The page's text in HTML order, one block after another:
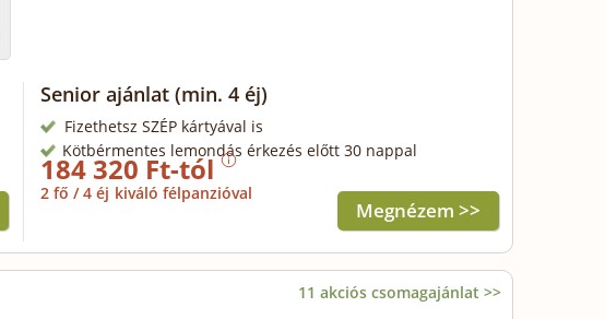
Senior ajánlat (min. 4 éj)
Fizethetsz SZÉP kártyával is
Kötbérmentes lemondás érkezés előtt 30 nappal
184 320 Ft-tól
2 fő / 4 éj kiváló félpanzióval
Megnézem >>
11 akciós csomagajánlat >>